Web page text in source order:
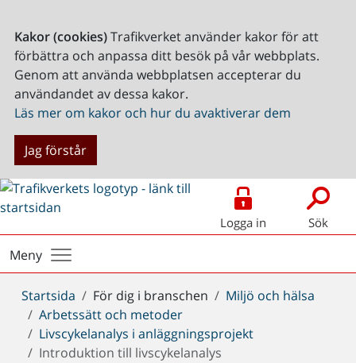
Kakor (cookies)Trafikverket använder kakor för att
förbättra och anpassa ditt besök på vår webbplats.
Genom att använda webbplatsen accepterar du
användandet av dessa kakor.
Läs mer om kakor och hur du avaktiverar dem
Jag förstår
Logga in Sök
Meny
Du
är
här:
Startsida För dig i branschen
Miljö och hälsa
Arbetssätt och metoder
Livscykelanalys i anläggningsprojekt
Introduktion till livscykelanalys